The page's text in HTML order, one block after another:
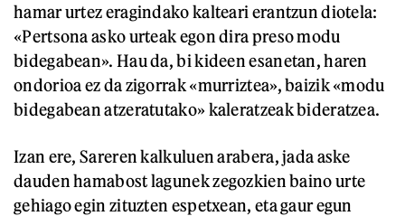
hamar urtez eragindako kalteari erantzun diotela:
«Pertsona asko urteak egon dira preso modu
bidegabean». Hau da, bi kideen esanetan, haren
ondorioa ez da zigorrak «murriztea», baizik «modu
bidegabean atzeratutako» kaleratzeak bideratzea.
Izan ere, Sareren kalkuluen arabera, jada aske
dauden hamabost lagunek zegozkien baino urte
gehiago egin zituzten espetxean, eta gaur egun